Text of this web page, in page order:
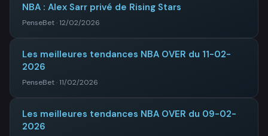
NBA : Alex Sarr privé de Rising Stars
PenseBet · 12/02/2026
Les meilleures tendances NBA OVER du 11-02-
2026
PenseBet · 11/02/2026
Les meilleures tendances NBA OVER du 09-02-
2026